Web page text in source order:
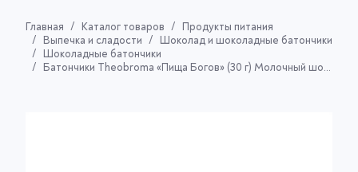
Главная Каталог товаров
Продукты питания
Выпечка и сладости
Шоколад и шоколадные батончики
Шоколадные батончики
Батончики Theobroma «Пища Богов» (30 г) Молочный шоколад без добавления сахара с цельным фундуком